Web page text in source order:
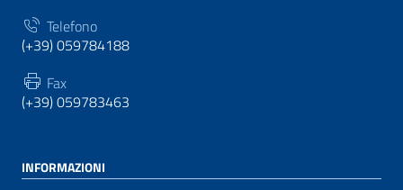
Telefono
(+39) 059784188
Fax
(+39) 059783463
INFORMAZIONI